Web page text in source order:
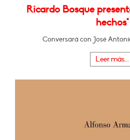
Ricardo Bosque
hechos"
Conversará con José
Leer más...